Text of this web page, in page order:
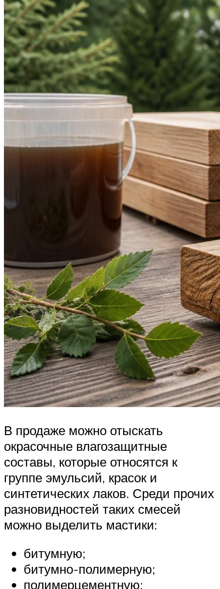
В продаже можно отыскать
окрасочные влагозащитные
составы, которые относятся к
группе эмульсий, красок и
синтетических лаков. Среди прочих
разновидностей таких смесей
можно выделить мастики:
битумную;
битумно-полимерную;
полимерцементную;